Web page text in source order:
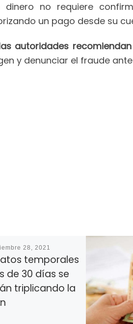
dinero no requiere
un pago desde su
autoridades
y denunciar el fraude
28, 2021
temporales
de 30 días se
triplicando la